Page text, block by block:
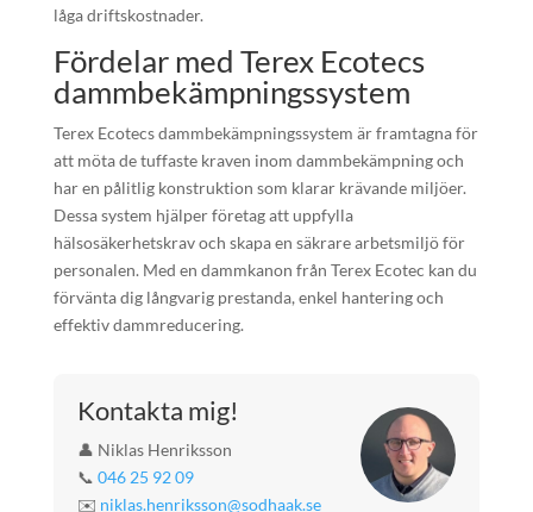
låga driftskostnader.
Fördelar med Terex Ecotecs
dammbekämpningssystem
Terex Ecotecs dammbekämpningssystem är framtagna för
att möta de tuffaste kraven inom dammbekämpning och
har en pålitlig konstruktion som klarar krävande miljöer.
Dessa system hjälper företag att uppfylla
hälsosäkerhetskrav och skapa en säkrare arbetsmiljö för
personalen. Med en dammkanon från Terex Ecotec kan du
förvänta dig långvarig prestanda, enkel hantering och
effektiv dammreducering.
Kontakta mig!
👤 Niklas Henriksson
📞 046 25 92 09
✉️ niklas.henriksson@sodhaak.se